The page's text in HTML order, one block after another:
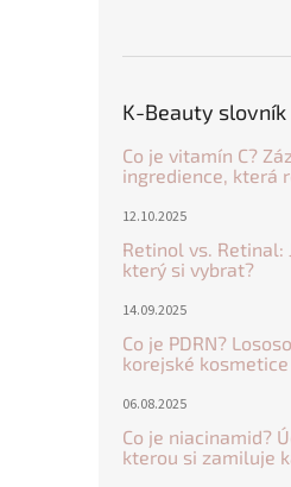
K-Beauty slovník
Co je vitamín C?
ingredience, která
12.10.2025
Retinol vs. Retinal:
který si vybrat?
14.09.2025
Co je PDRN?
korejské kosmetice
06.08.2025
Co je niacinamid?
kterou si zamiluje